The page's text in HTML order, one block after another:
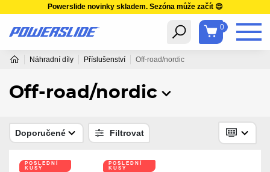
Powerslide novinky skladem. Sezóna může začít 😍
0
Náhradní díly Příslušenství Off-road/nordic
Off-road/nordic
Doporučené Filtrovat
POSLEDNÍ
KUSY
POSLEDNÍ
KUSY